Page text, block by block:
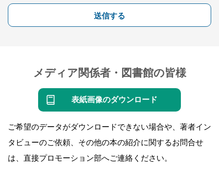
送信する
メディア関係者・図書館の皆様
表紙画像のダウンロード
ご希望のデータがダウンロードできない場合や、著者イン
タビューのご依頼、その他の本の紹介に関するお問合せ
は、直接プロモーション部へご連絡ください。